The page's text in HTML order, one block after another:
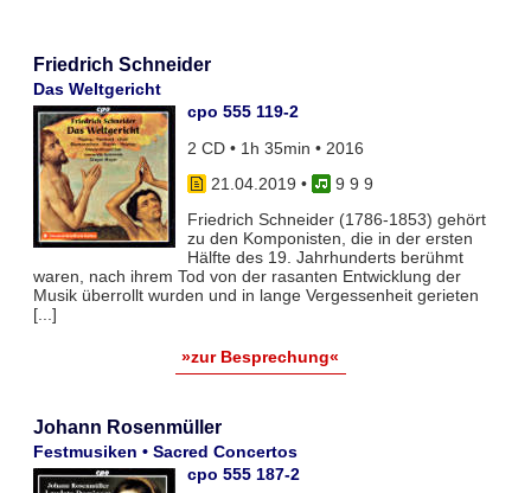
Friedrich Schneider
Das Weltgericht
cpo 555 119-2
2 CD • 1h 35min • 2016
21.04.2019 •
9 9 9
Friedrich Schneider (1786-1853) gehört
zu den Komponisten, die in der ersten
Hälfte des 19. Jahrhunderts berühmt
waren, nach ihrem Tod von der rasanten Entwicklung der
Musik überrollt wurden und in lange Vergessenheit gerieten
[...]
»zur Besprechung«
Johann Rosenmüller
Festmusiken • Sacred Concertos
cpo 555 187-2